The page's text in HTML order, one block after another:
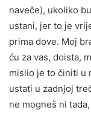
naveče), ukoliko
ustani, jer to je
prima dove. Moj
ću za vas, doista,
mislio je to činiti u
ustati u zadnjoj
ne mogneš ni